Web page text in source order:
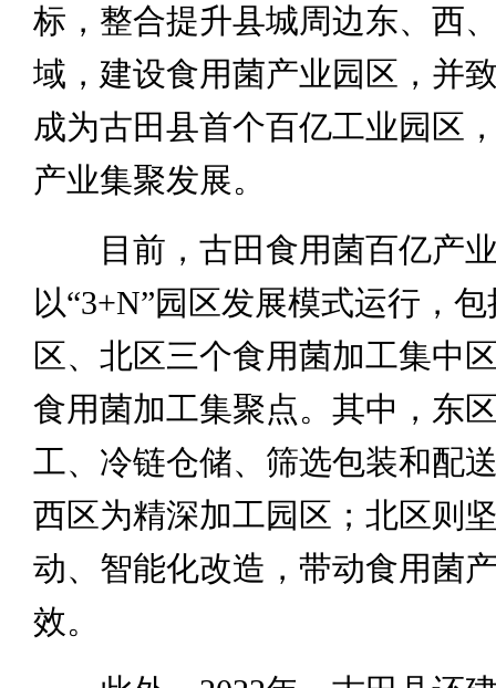
标，整合提升县城周边东、西
域，建设食用菌产业园区，并
成为古田县首个百亿工业园区
产业集聚发展。
目前，古田食用菌百亿产
以“3+N”园区发展模式运行，
区、北区三个食用菌加工集中
食用菌加工集聚点。其中，东
工、冷链仓储、筛选包装和配
西区为精深加工园区；北区则
动、智能化改造，带动食用菌
效。